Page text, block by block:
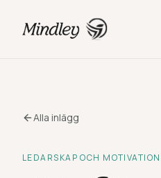
Alla inlägg
LEDARSKAP OCH MOTIVATION